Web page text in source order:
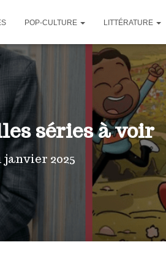
POP-CULTURE LITTÉRATURE
séries à voir
janvier 2025